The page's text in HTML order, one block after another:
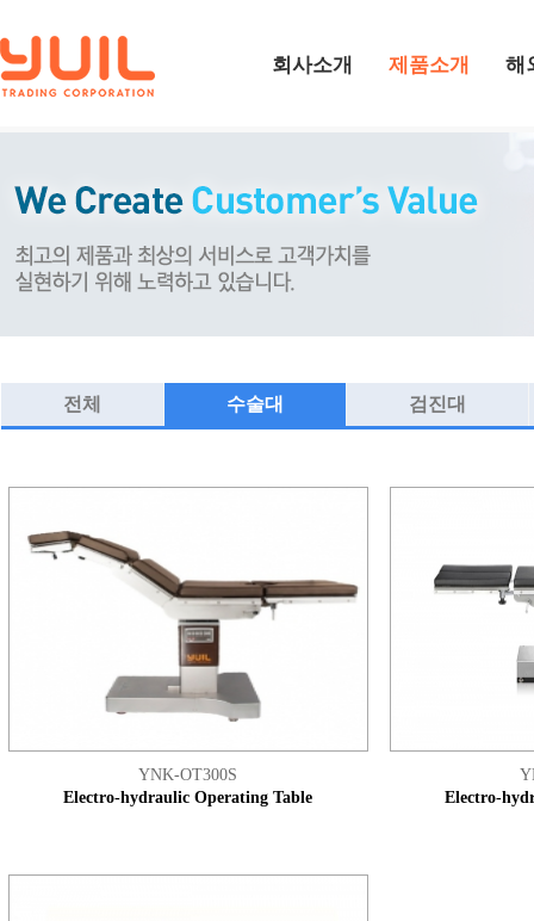
회사소개 제품소개 해
전체 수술대 검진대
YNK-OT300S
Electro-hydraulic Operating Table
Electro-